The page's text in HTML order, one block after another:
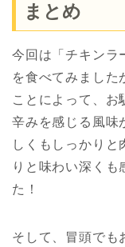
まとめ
今回は「チキンラ
を食べてみました
ことによって、お
辛みを感じる風味
しくもしっかりと
りと味わい深くも
た！
そして、冒頭でも